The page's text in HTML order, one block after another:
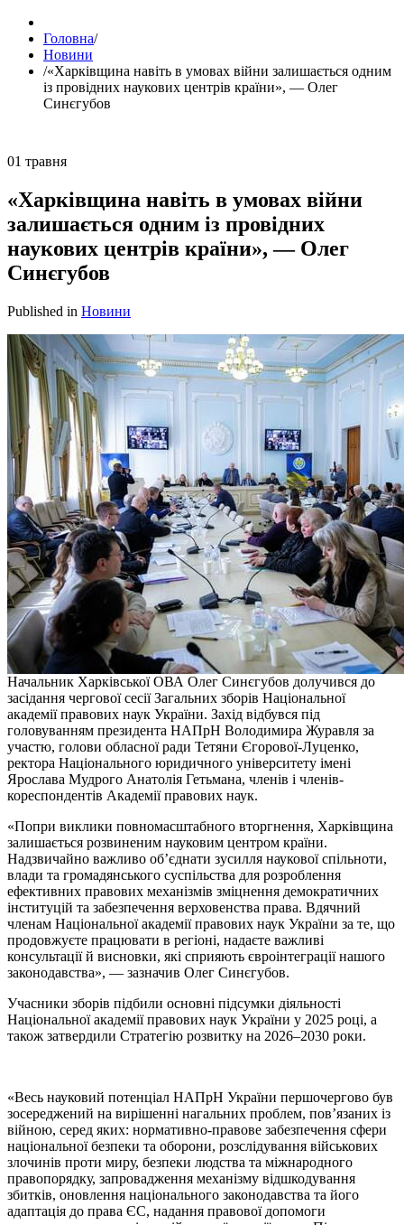
Головна/
Новини
/«Харківщина навіть в умовах війни залишається одним
із провідних наукових центрів країни», — Олег
Синєгубов
01 травня
«Харківщина навіть в умовах війни
залишається одним із провідних
наукових центрів країни», — Олег
Синєгубов
Published in Новини
Начальник Харківської ОВА Олег Синєгубов долучився до
засідання чергової сесії Загальних зборів Національної
академії правових наук України. Захід відбувся під
головуванням президента НАПрН Володимира Журавля за
участю, голови обласної ради Тетяни Єгорової-Луценко,
ректора Національного юридичного університету імені
Ярослава Мудрого Анатолія Гетьмана, членів і членів-
кореспондентів Академії правових наук.
«Попри виклики повномасштабного вторгнення, Харківщина
залишається розвиненим науковим центром країни.
Надзвичайно важливо об’єднати зусилля наукової спільноти,
влади та громадянського суспільства для розроблення
ефективних правових механізмів зміцнення демократичних
інституцій та забезпечення верховенства права. Вдячний
членам Національної академії правових наук України за те, що
продовжуєте працювати в регіоні, надаєте важливі
консультації й висновки, які сприяють євроінтеграції нашого
законодавства», — зазначив Олег Синєгубов.
Учасники зборів підбили основні підсумки діяльності
Національної академії правових наук України у 2025 році, а
також затвердили Стратегію розвитку на 2026–2030 роки.
«Весь науковий потенціал НАПрН України першочергово був
зосереджений на вирішенні нагальних проблем, пов’язаних із
війною, серед яких: нормативно-правове забезпечення сфери
національної безпеки та оборони, розслідування військових
злочинів проти миру, безпеки людства та міжнародного
правопорядку, запровадження механізму відшкодування
збитків, оновлення національного законодавства та його
адаптація до права ЄС, надання правової допомоги